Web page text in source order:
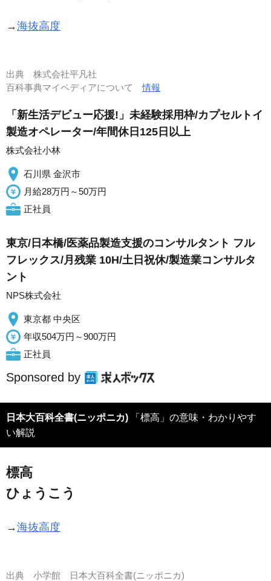
→海抜高度
出典 株式会社平凡社
百科事典マイペディアについて情報
「新生活デビュー応援!」未経験採用枠/カプセルトイ
製造オペレーター/年間休日125日以上
株式会社小林
石川県 金沢市
月給28万円～50万円
正社員
東京/日本橋/医薬品製造支援のコンサルタント フル
フレックス/月残業 10H/土日祝休/製造業コンサルタ
ント
NPS株式会社
東京都 中央区
年収504万円～900万円
正社員
Sponsored by
日本大百科全書(ニッポニカ) 「標高」の意味・わかりやす
い解説
標高
ひょうこう
→海抜高度
出典 小学館 日本大百科全書(ニッポニカ)